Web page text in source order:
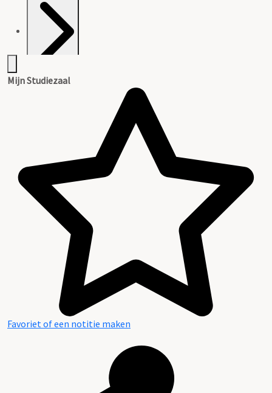
Mijn Studiezaal
Favoriet of een notitie maken